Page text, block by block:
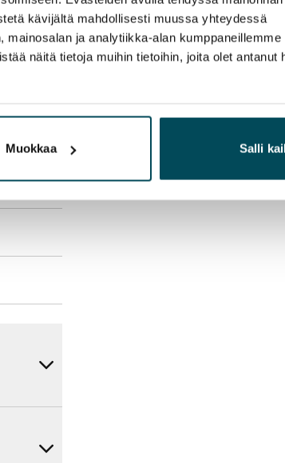
kävijältä mahdollisesti muussa yhteydessä
ja analytiikka-alan kumppaneillemme
näitä tietoja muihin tietoihin, joita olet antanut
Muokkaa Salli
Voit